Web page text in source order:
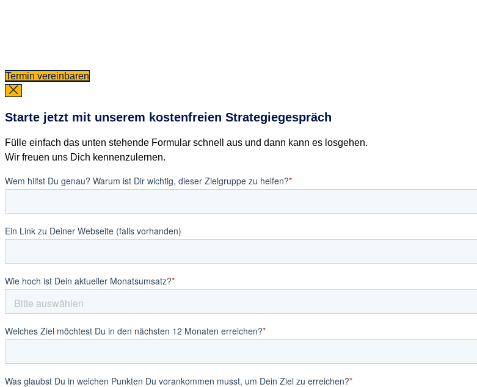
Termin vereinbaren
Starte jetzt mit unserem kostenfreien Strategiegespräch
Fülle einfach das unten stehende Formular schnell aus und dann kann es losgehen.
Wir freuen uns Dich kennenzulernen.